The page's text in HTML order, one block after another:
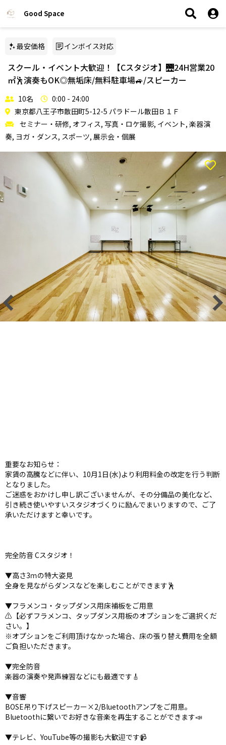
Good Space
最安価格 インボイス対応
スクール・イベント大歓迎！【Cスタジオ】🌉24H営業20
㎡🕺演奏もOK◎無垢床/無料駐車場🚙/スピーカー
10名
0:00 - 24:00
東京都八王子市散田町5-12-5 パラドール散田Ｂ１Ｆ
セミナー・研修, オフィス, 写真・ロケ撮影, イベント, 楽器演
奏, ヨガ・ダンス, スポーツ, 展示会・個展
重要なお知らせ：
家賃の高騰などに伴い、10月1日(水)より利用料金の改定を行う判断
となりました。
ご迷惑をおかけし申し訳ございませんが、その分備品の美化など、
引き続き使いやすいスタジオづくりに励んでまいりますので、ご了
承いただけますと幸いです。
完全防音 Cスタジオ！
▼高さ3ｍの特大姿見
全身を見ながらダンスなどを楽しむことができます🕺
▼フラメンコ・タップダンス用床補板をご用意
⚠️【必ずフラメンコ、タップダンス用板のオプションをご選択くだ
さい。】
※オプションをご利用頂けなかった場合、床の張り替え費用を全額
ご負担いただきます。
▼完全防音
楽器の演奏や発声練習などにも最適です🎸
▼音響
BOSE吊り下げスピーカー×2/Bluetoothアンプをご用意。
Bluetoothに繋いでお好きな音楽を再生することができます📣
▼テレビ、YouTube等の撮影も大歓迎です📹